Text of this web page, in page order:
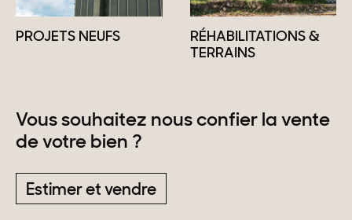
PROJETS NEUFS
RÉHABILITATIONS &
TERRAINS
Vous souhaitez nous confier la vente
de votre bien ?
Estimer et vendre